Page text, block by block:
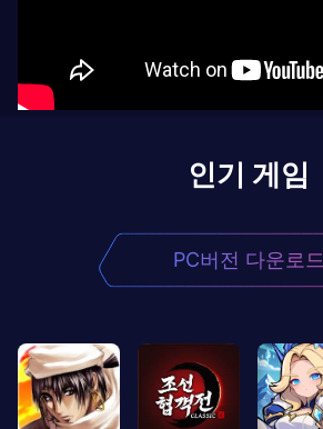
인기 게임
PC버전 다운로드